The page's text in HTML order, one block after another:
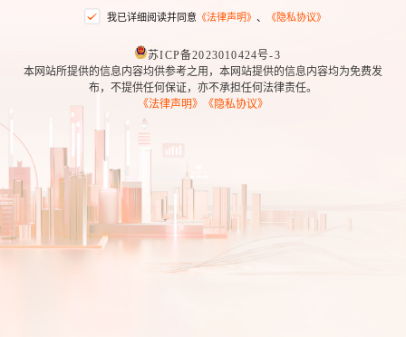
我已详细阅读并同意《法律声明》 、 《隐私协议》
苏ICP备2023010424号-3
本网站所提供的信息内容均供参考之用，本网站提供的信息内容均为免费发
布，不提供任何保证，亦不承担任何法律责任。
《法律声明》
《隐私协议》